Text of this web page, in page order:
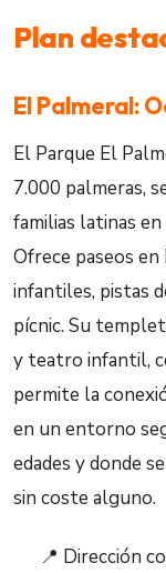
Plan
El Palmeral:
El Parque El
7.000 palmeras,
familias latinas
Ofrece paseos
infantiles, pistas
pícnic. Su
y teatro infantil,
permite la
en un entorno
edades y donde
sin coste alguno.
📍 Dirección